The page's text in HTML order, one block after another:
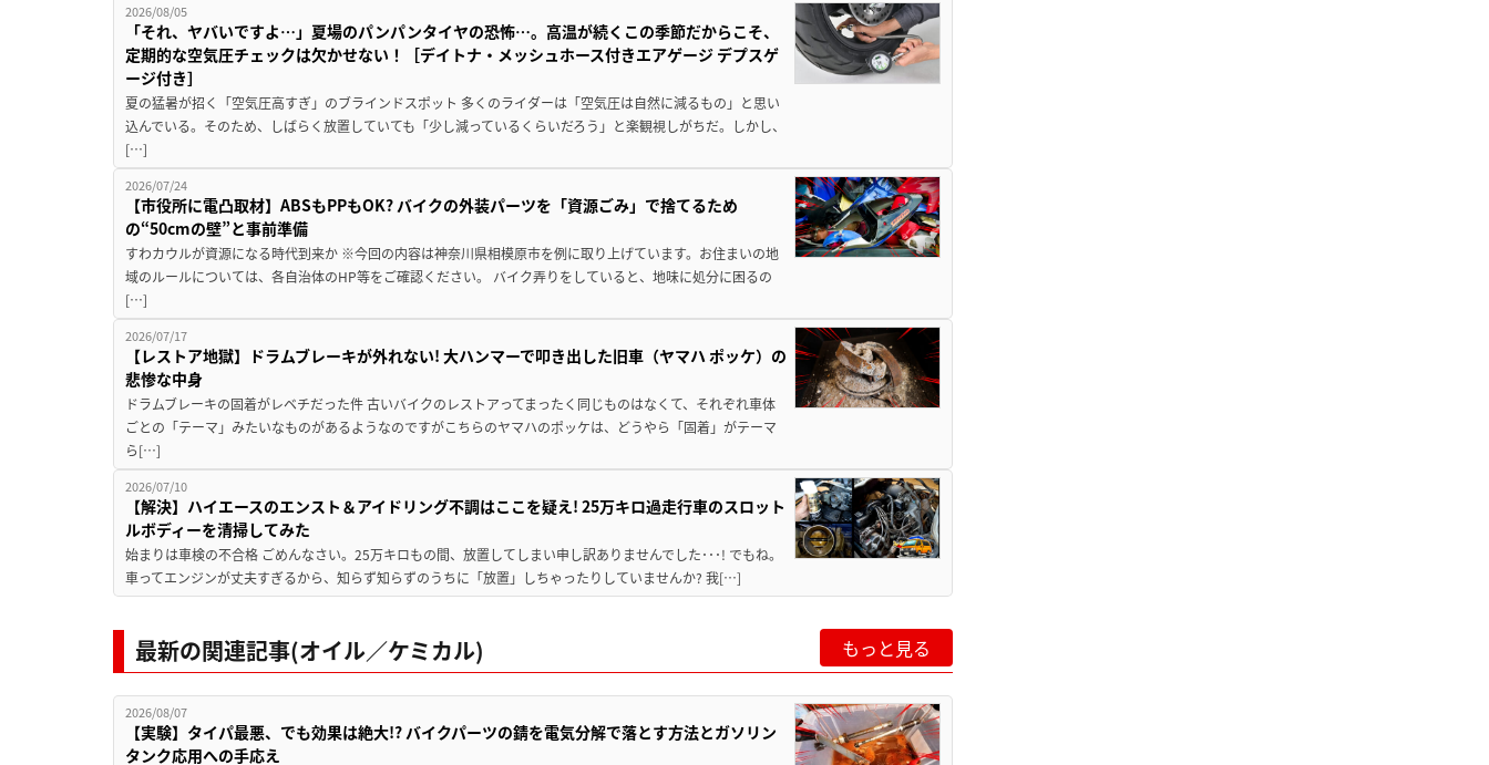
2026/08/05
「それ、ヤバいですよ…」夏場のパンパンタイヤの恐怖…。高温が続くこの季節だからこそ、
定期的な空気圧チェックは欠かせない！［デイトナ・メッシュホース付きエアゲージ デプスゲ
ージ付き］
夏の猛暑が招く「空気圧高すぎ」のブラインドスポット 多くのライダーは「空気圧は自然に減るもの」と思い
込んでいる。そのため、しばらく放置していても「少し減っているくらいだろう」と楽観視しがちだ。しかし、
[…]
2026/07/24
【市役所に電凸取材】ABSもPPもOK? バイクの外装パーツを「資源ごみ」で捨てるため
の“50cmの壁”と事前準備
すわカウルが資源になる時代到来か ※今回の内容は神奈川県相模原市を例に取り上げています。お住まいの地
域のルールについては、各自治体のHP等をご確認ください。 バイク弄りをしていると、地味に処分に困るの
[…]
2026/07/17
【レストア地獄】ドラムブレーキが外れない! 大ハンマーで叩き出した旧車（ヤマハ ポッケ）の
悲惨な中身
ドラムブレーキの固着がレベチだった件 古いバイクのレストアってまったく同じものはなくて、それぞれ車体
ごとの「テーマ」みたいなものがあるようなのですがこちらのヤマハのポッケは、どうやら「固着」がテーマ
ら[…]
2026/07/10
【解決】ハイエースのエンスト＆アイドリング不調はここを疑え! 25万キロ過走行車のスロット
ルボディーを清掃してみた
始まりは車検の不合格 ごめんなさい。25万キロもの間、放置してしまい申し訳ありませんでした･･･! でもね。
車ってエンジンが丈夫すぎるから、知らず知らずのうちに「放置」しちゃったりしていませんか? 我[…]
最新の関連記事(オイル／ケミカル) もっと見る
2026/08/07
【実験】タイパ最悪、でも効果は絶大!? バイクパーツの錆を電気分解で落とす方法とガソリン
タンク応用への手応え